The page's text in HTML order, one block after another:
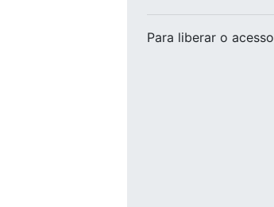
Para liberar o acesso